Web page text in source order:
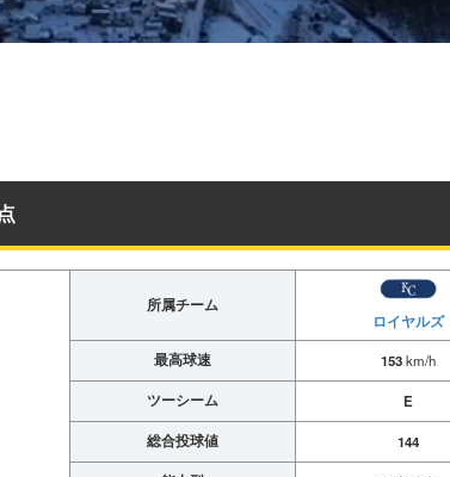
所属チーム
ロイヤルズ
最高球速 153km/h
ツーシーム
E
総合投球値
144